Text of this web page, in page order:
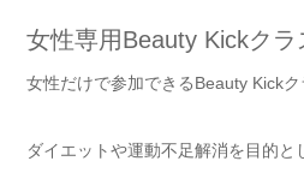
女性専用Beauty Kickクラ
女性だけで参加できるBeauty Kickク
ダイエットや運動不足解消を目的と